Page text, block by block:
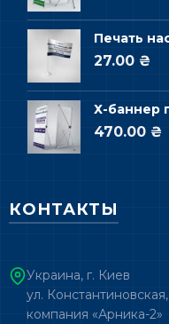
Печать
27.00 ₴
Х-баннер
470.00 ₴
КОНТАКТЫ
Украина, г. Киев
ул.
компания «Арника-2»